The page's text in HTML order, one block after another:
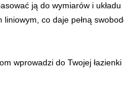
ją do wymiarów i układu
co daje pełną
wprowadzi do Twojej łazienki